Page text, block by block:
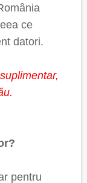
ce
datori.
pentru